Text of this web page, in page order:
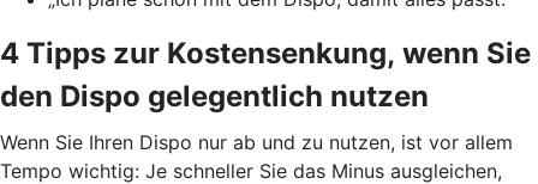
4 Tipps zur Kostensenkung, wenn Sie
den Dispo gelegentlich nutzen
Wenn Sie Ihren Dispo nur ab und zu nutzen, ist vor allem
Tempo wichtig: Je schneller Sie das Minus ausgleichen,